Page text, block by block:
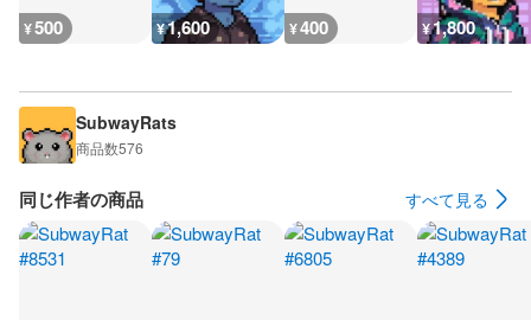
¥500 ¥1,600 ¥400 ¥1,800
SubwayRats
商品数576
同じ作者の商品 すべて見る